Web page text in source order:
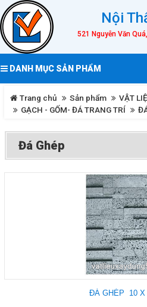
Nội
521 Nguyễn Văn
DANH MỤC SẢN PHẨM
Trang chủ Sản phẩm
VẬT
GẠCH - GỐM- ĐÁ TRANG TRÍ
Đá Ghép
ĐÁ GHÉP 10 X